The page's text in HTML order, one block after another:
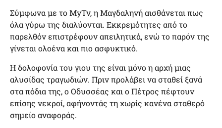
Σύμφωνα με το MyTv, η Μαγδαληνή αισθάνεται πως
όλα γύρω της διαλύονται. Εκκρεμότητες από το
παρελθόν επιστρέφουν απειλητικά, ενώ το παρόν της
γίνεται ολοένα και πιο ασφυκτικό.
Η δολοφονία του γιου της είναι μόνο η αρχή μιας
αλυσίδας τραγωδιών. Πριν προλάβει να σταθεί ξανά
στα πόδια της, ο Οδυσσέας και ο Πέτρος πέφτουν
επίσης νεκροί, αφήνοντάς τη χωρίς κανένα σταθερό
σημείο αναφοράς.